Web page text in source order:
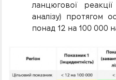
ланцюгової
аналізу) протягом
понад 12 на 100 000